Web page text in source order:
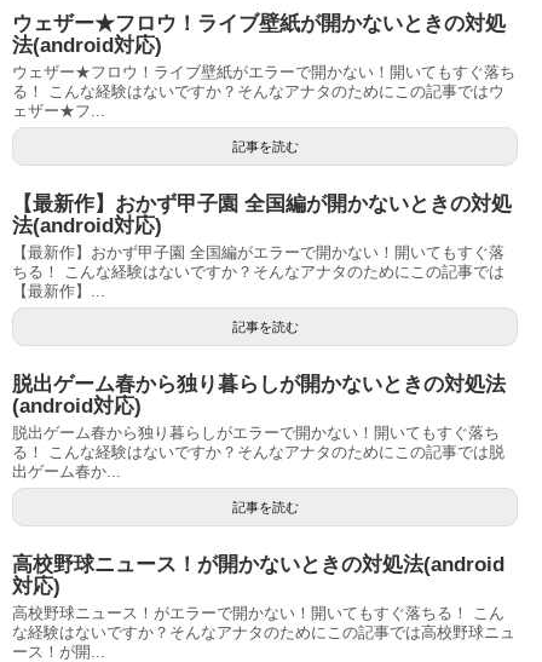
ウェザー★フロウ！ライブ壁紙が開かないときの対処
法(android対応)
ウェザー★フロウ！ライブ壁紙がエラーで開かない！開いてもすぐ落ち
る！ こんな経験はないですか？そんなアナタのためにこの記事ではウ
ェザー★フ...
記事を読む
【最新作】おかず甲子園 全国編が開かないときの対処
法(android対応)
【最新作】おかず甲子園 全国編がエラーで開かない！開いてもすぐ落
ちる！ こんな経験はないですか？そんなアナタのためにこの記事では
【最新作】...
記事を読む
脱出ゲーム春から独り暮らしが開かないときの対処法
(android対応)
脱出ゲーム春から独り暮らしがエラーで開かない！開いてもすぐ落ち
る！ こんな経験はないですか？そんなアナタのためにこの記事では脱
出ゲーム春か...
記事を読む
高校野球ニュース！が開かないときの対処法(android
対応)
高校野球ニュース！がエラーで開かない！開いてもすぐ落ちる！ こん
な経験はないですか？そんなアナタのためにこの記事では高校野球ニュ
ース！が開...